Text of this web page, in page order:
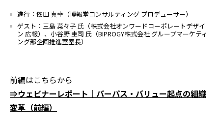
進行：依田 真幸（博報堂コンサルティング プロデューサー）
ゲスト：三島 菜々子 氏（株式会社オンワードコーポレートデザイ
ン 広報）、小谷野 圭司 氏（BIPROGY株式会社 グループマーケティ
ング部企画推進室室長）
前編はこちらから
⇒ウェビナーレポート｜パーパス・バリュー起点の組織
変革（前編）